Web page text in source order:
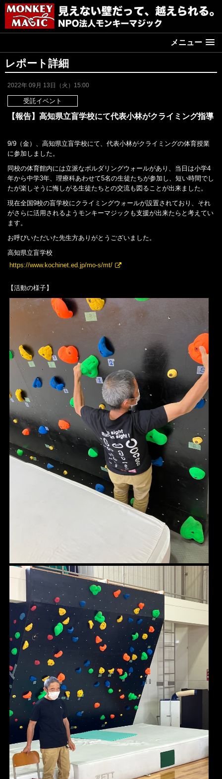
メニュー
レポート詳細
2022年 09月 13日（火）15:00
受託イベント
【報告】高知県立盲学校にて代表小林がクライミング指導
9/9（金）、高知県立盲学校にて、代表小林がクライミングの体育授業
に参加しました。
同校の体育館内には立派なボルダリングウォールがあり、当日は小学4
年から中学3年、理療科あわせて5名の生徒たちが参加し、短い時間でし
たが楽しそうに悔しがる生徒たちとの交流も図ることが出来ました。
現在全国9校の盲学校にクライミングウォールが設置されており、それ
がさらに活用されるようモンキーマジックも支援が出来たらと考えてい
ます。
お呼びいただいた先生方ありがとうございました。
高知県立盲学校
https://www.kochinet.ed.jp/mo-s/mt/
【活動の様子】